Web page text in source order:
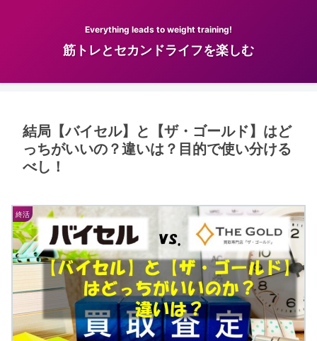
Everything leads to weight training!
筋トレとセカンドライフを楽しむ
結局【バイセル】と【ザ・ゴールド】はど
っちがいいの？違いは？目的で使い分ける
べし！
終活